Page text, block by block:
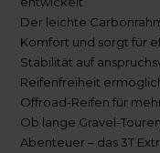
Der leichte
Komfort und sorgt für
Stabilität auf
Reifenfreiheit
Offroad-Reifen für
Ob lange Gravel-
Abenteuer – das 3T